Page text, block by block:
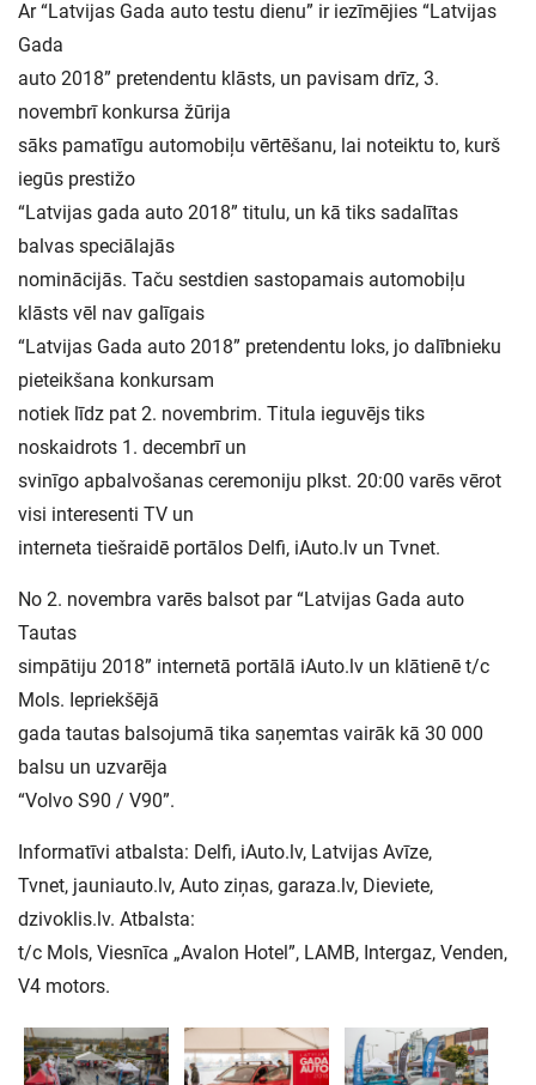
Ar “Latvijas Gada auto testu dienu” ir iezīmējies “Latvijas
Gada
auto 2018” pretendentu klāsts, un pavisam drīz, 3.
novembrī konkursa žūrija
sāks pamatīgu automobiļu vērtēšanu, lai noteiktu to, kurš
iegūs prestižo
“Latvijas gada auto 2018” titulu, un kā tiks sadalītas
balvas speciālajās
nominācijās. Taču sestdien sastopamais automobiļu
klāsts vēl nav galīgais
“Latvijas Gada auto 2018” pretendentu loks, jo dalībnieku
pieteikšana konkursam
notiek līdz pat 2. novembrim. Titula ieguvējs tiks
noskaidrots 1. decembrī un
svinīgo apbalvošanas ceremoniju plkst. 20:00 varēs vērot
visi interesenti TV un
interneta tiešraidē portālos Delfi, iAuto.lv un Tvnet.
No 2. novembra varēs balsot par “Latvijas Gada auto
Tautas
simpātiju 2018” internetā portālā iAuto.lv un klātienē t/c
Mols. Iepriekšējā
gada tautas balsojumā tika saņemtas vairāk kā 30 000
balsu un uzvarēja
“Volvo S90 / V90”.
Informatīvi atbalsta: Delfi, iAuto.lv, Latvijas Avīze,
Tvnet, jauniauto.lv, Auto ziņas, garaza.lv, Dieviete,
dzivoklis.lv. Atbalsta:
t/c Mols, Viesnīca „Avalon Hotel”, LAMB, Intergaz, Venden,
V4 motors.